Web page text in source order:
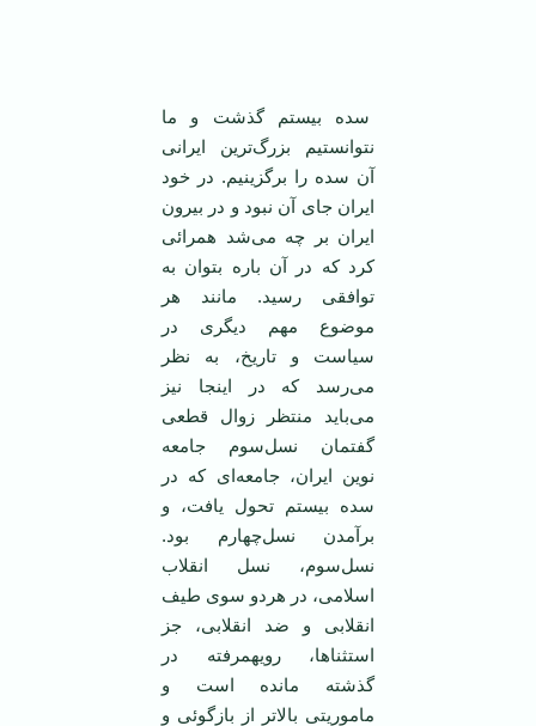
سده بیستم گذشت و ما
نتوانستیم بزرگ‌ترین ایرانی
آن سده را برگزینیم. در خود
ایران جای آن نبود و در بیرون
ایران بر چه می‌شد همرائی
کرد که در آن باره بتوان به
توافقی رسید. مانند هر
موضوع مهم دیگری در
سیاست و تاریخ، به نظر
می‌رسد که در اینجا نیز
می‌باید منتظر زوال قطعی
گفتمان نسل‌سوم جامعه
نوین ایران، جامعه‌ای که در
سده بیستم تحول یافت، و
برآمدن نسل‌چهارم بود.
نسل‌سوم، نسل انقلاب
اسلامی، در هردو سوی طیف
انقلابی و ضد انقلابی، جز
استثنا‌ها، رویهمرفته در
گذشته مانده است و
ماموریتی بالا‌تر از بازگوئی و